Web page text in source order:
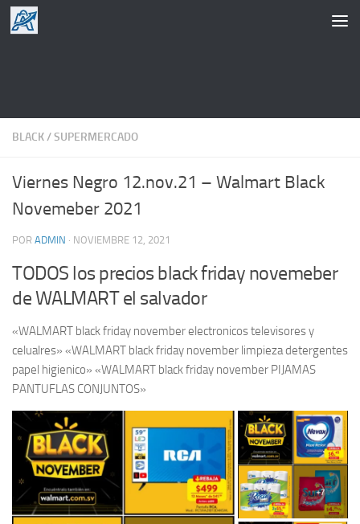
Saltar al contenido
BLACK/SUPERMERCADO
Viernes Negro 12.nov.21 – Walmart Black
Novemeber 2021
POR ADMIN · NOVIEMBRE 12, 2021
TODOS los precios black friday novemeber
de WALMART el salvador
«WALMART black friday november electronicos televisores y
celualres» «WALMART black friday november limpieza detergentes
papel higienico» «WALMART black friday november PIJAMAS
PANTUFLAS CONJUNTOS»